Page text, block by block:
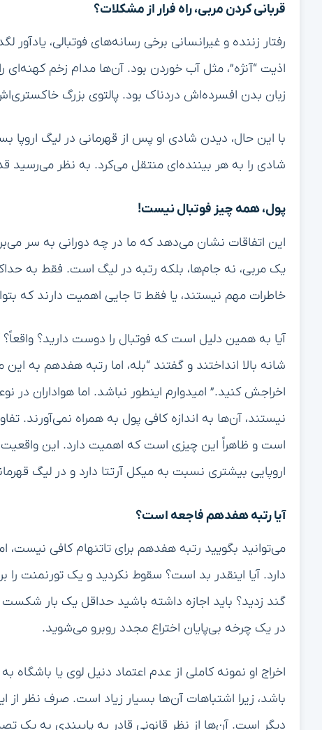
قربانی کردن مربی، راه فرار از مشکلات؟
رفتار زننده و غیرانسانی برخی رسانه‌های فوتبالی،
اذیت “آنژه”، مثل آب خوردن بود. آن‌ها مدام زخم
زبان بدن افسرده‌اش دردناک بود. پالتوی بزرگ
با این حال، دیدن شادی او پس از قهرمانی در لیگ
شادی را به هر بیننده‌ای منتقل می‌کرد. به نظر
پول، همه چیز فوتبال نیست!
این اتفاقات نشان می‌دهد که ما در چه دورانی به سر
یک مربی، نه جام‌ها، بلکه رتبه در لیگ است. فقط به
خاطرات مهم نیستند، یا فقط تا جایی اهمیت دارند که
آیا به همین دلیل است که فوتبال را دوست دارید؟ واقعاً؟
شانه بالا انداختند و گفتند “بله، اما رتبه هفدهم به
اخراجش کنید.” امیدوارم اینطور نباشد. اما هواداران در
نیستند، آن‌ها به اندازه کافی پول به همراه نمی‌آورند.
اروپایی بیشتری نسبت به میکل آرتتا دارد و در لیگ
آیا رتبه هفدهم فاجعه است؟
می‌توانید بگویید رتبه هفدهم برای تاتنهام کافی
دارد. آیا اینقدر بد است؟ سقوط نکردید و یک تورنمنت را
گند زدید؟ باید اجازه داشته باشید حداقل یک بار شکست
در یک چرخه بی‌پایان اختراع مجدد روبرو می‌شوید.
اخراج او نمونه کاملی از عدم اعتماد دنیل لوی یا
باشد، زیرا اشتباهات آن‌ها بسیار زیاد است. صرف نظر از
دیگر است. آن‌ها از نظر قانونی قادر به پایبندی به یک